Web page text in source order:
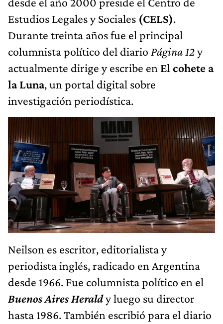
Estudios Legales y Sociales (CELS).
Durante treinta años fue el principal
columnista político del diario Página 12y
actualmente dirige y escribe en El cohete a
la Luna, un portal digital sobre
investigación periodística.
Neilson es escritor, editorialista y
periodista inglés, radicado en Argentina
desde 1966. Fue columnista político en el
Buenos Aires Heraldy luego su director
hasta 1986. También escribió para el diario